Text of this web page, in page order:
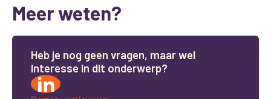
Meer weten?
Heb je nog geen vragen, maarwel
interesse in dit onderwerp?